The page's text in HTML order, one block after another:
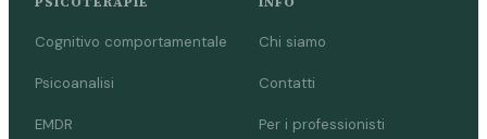
Cognitivo comportamentale
Psicoanalisi
EMDR
Chi siamo
Contatti
Per i professionisti